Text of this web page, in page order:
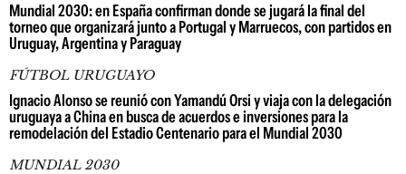
Mundial 2030: en España confirman donde se jugará la final del
torneo que organizará junto a Portugal y Marruecos, con partidos en
Uruguay, Argentina y Paraguay
FÚTBOL URUGUAYO
Ignacio Alonso se reunió con Yamandú Orsi y viaja con la delegación
uruguaya a China en busca de acuerdos e inversiones para la
remodelación del Estadio Centenario para el Mundial 2030
MUNDIAL 2030